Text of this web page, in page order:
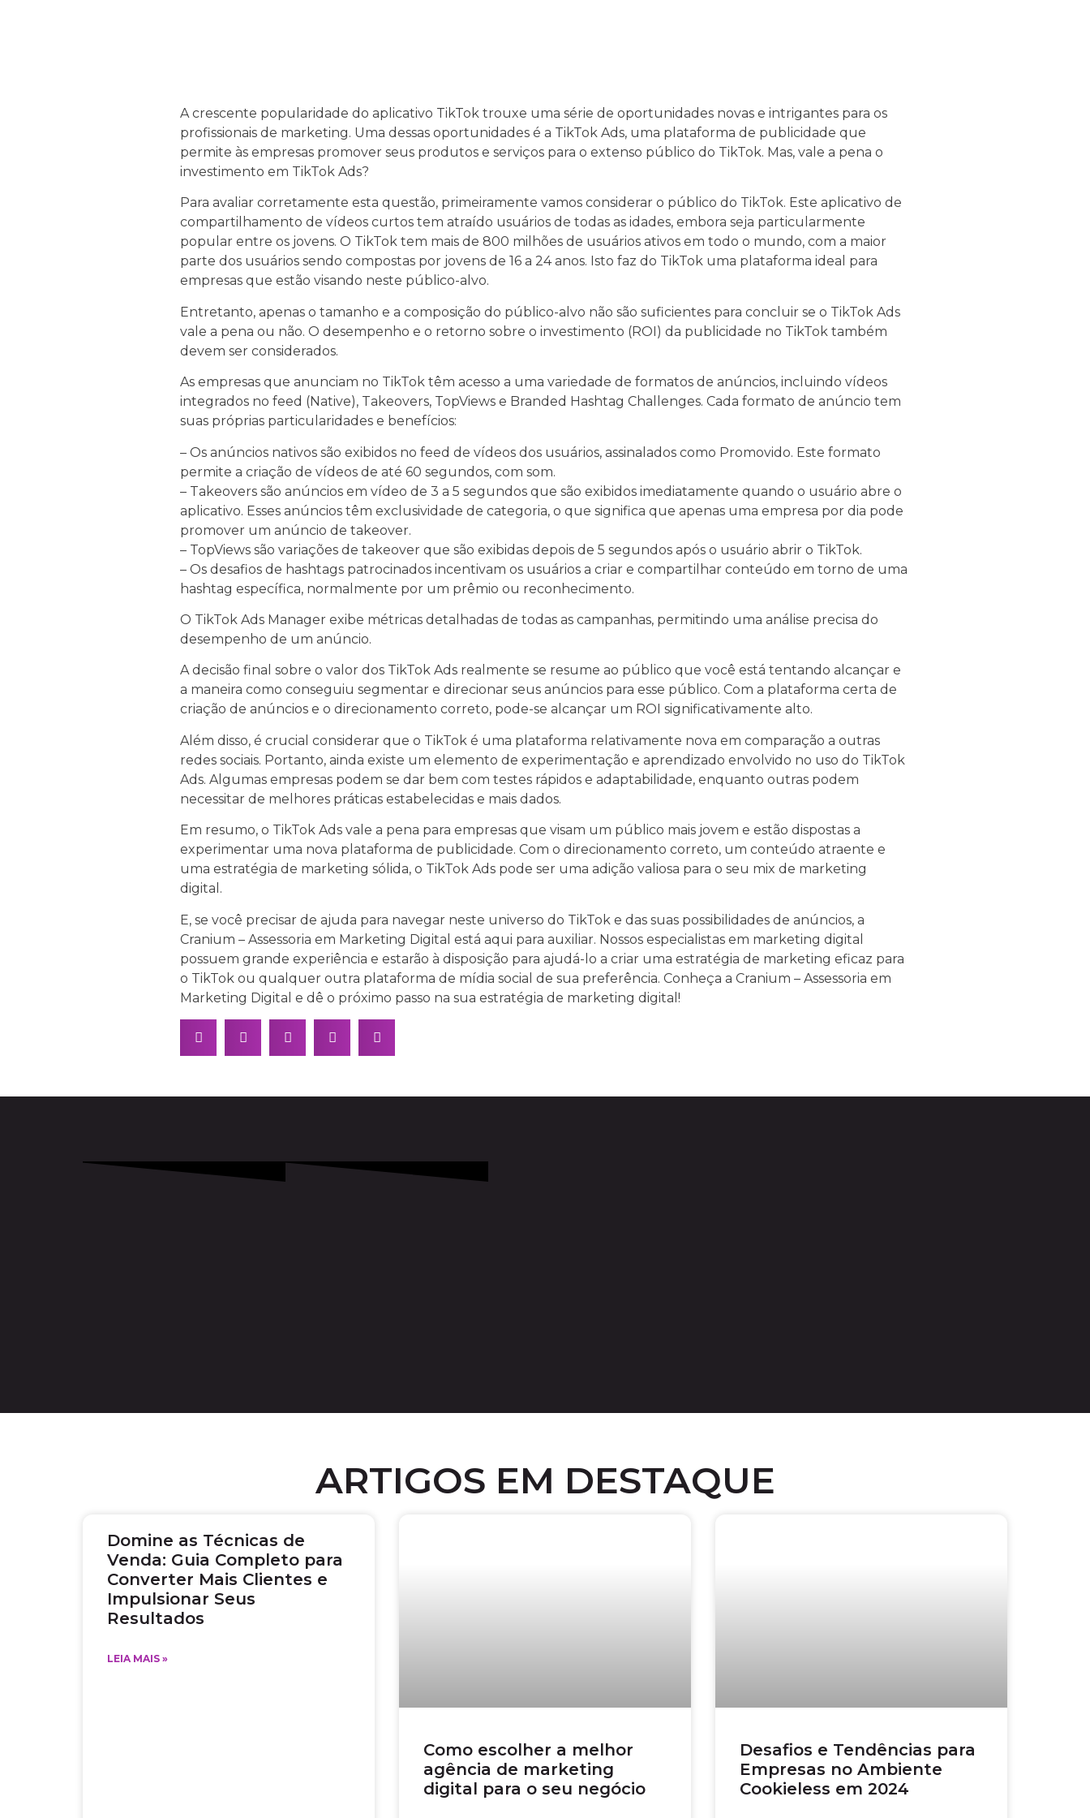
A crescente popularidade do aplicativo TikTok trouxe uma série de oportunidades novas e intrigantes para os
profissionais de marketing. Uma dessas oportunidades é a TikTok Ads, uma plataforma de publicidade que
permite às empresas promover seus produtos e serviços para o extenso público do TikTok. Mas, vale a pena o
investimento em TikTok Ads?
Para avaliar corretamente esta questão, primeiramente vamos considerar o público do TikTok. Este aplicativo de
compartilhamento de vídeos curtos tem atraído usuários de todas as idades, embora seja particularmente
popular entre os jovens. O TikTok tem mais de 800 milhões de usuários ativos em todo o mundo, com a maior
parte dos usuários sendo compostas por jovens de 16 a 24 anos. Isto faz do TikTok uma plataforma ideal para
empresas que estão visando neste público-alvo.
Entretanto, apenas o tamanho e a composição do público-alvo não são suficientes para concluir se o TikTok Ads
vale a pena ou não. O desempenho e o retorno sobre o investimento (ROI) da publicidade no TikTok também
devem ser considerados.
As empresas que anunciam no TikTok têm acesso a uma variedade de formatos de anúncios, incluindo vídeos
integrados no feed (Native), Takeovers, TopViews e Branded Hashtag Challenges. Cada formato de anúncio tem
suas próprias particularidades e benefícios:
– Os anúncios nativos são exibidos no feed de vídeos dos usuários, assinalados como Promovido. Este formato
permite a criação de vídeos de até 60 segundos, com som.
– Takeovers são anúncios em vídeo de 3 a 5 segundos que são exibidos imediatamente quando o usuário abre o
aplicativo. Esses anúncios têm exclusividade de categoria, o que significa que apenas uma empresa por dia pode
promover um anúncio de takeover.
– TopViews são variações de takeover que são exibidas depois de 5 segundos após o usuário abrir o TikTok.
– Os desafios de hashtags patrocinados incentivam os usuários a criar e compartilhar conteúdo em torno de uma
hashtag específica, normalmente por um prêmio ou reconhecimento.
O TikTok Ads Manager exibe métricas detalhadas de todas as campanhas, permitindo uma análise precisa do
desempenho de um anúncio.
A decisão final sobre o valor dos TikTok Ads realmente se resume ao público que você está tentando alcançar e
a maneira como conseguiu segmentar e direcionar seus anúncios para esse público. Com a plataforma certa de
criação de anúncios e o direcionamento correto, pode-se alcançar um ROI significativamente alto.
Além disso, é crucial considerar que o TikTok é uma plataforma relativamente nova em comparação a outras
redes sociais. Portanto, ainda existe um elemento de experimentação e aprendizado envolvido no uso do TikTok
Ads. Algumas empresas podem se dar bem com testes rápidos e adaptabilidade, enquanto outras podem
necessitar de melhores práticas estabelecidas e mais dados.
Em resumo, o TikTok Ads vale a pena para empresas que visam um público mais jovem e estão dispostas a
experimentar uma nova plataforma de publicidade. Com o direcionamento correto, um conteúdo atraente e
uma estratégia de marketing sólida, o TikTok Ads pode ser uma adição valiosa para o seu mix de marketing
digital.
E, se você precisar de ajuda para navegar neste universo do TikTok e das suas possibilidades de anúncios, a
Cranium – Assessoria em Marketing Digital está aqui para auxiliar. Nossos especialistas em marketing digital
possuem grande experiência e estarão à disposição para ajudá-lo a criar uma estratégia de marketing eficaz para
o TikTok ou qualquer outra plataforma de mídia social de sua preferência. Conheça a Cranium – Assessoria em
Marketing Digital e dê o próximo passo na sua estratégia de marketing digital!
ARTIGOS EM DESTAQUE
Domine as Técnicas de
Venda: Guia Completo para
Converter Mais Clientes e
Impulsionar Seus
Resultados
LEIA MAIS »
Como escolher a melhor
agência de marketing
digital para o seu negócio
Desafios e Tendências para
Empresas no Ambiente
Cookieless em 2024